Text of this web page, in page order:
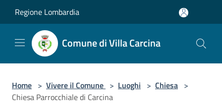
Regione Lombardia
Comune di Villa Carcina
Home > Vivere il Comune > Luoghi > Chiesa >
Chiesa Parrocchiale di Carcina